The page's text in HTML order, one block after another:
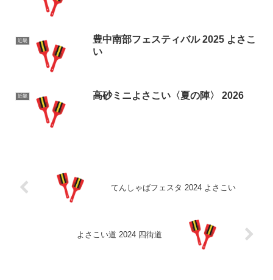
近畿
豊中南部フェスティバル 2025 よさこ
い
近畿 高砂ミニよさこい〈夏の陣〉 2026
てんしゃばフェスタ 2024 よさこい
よさこい道 2024 四街道